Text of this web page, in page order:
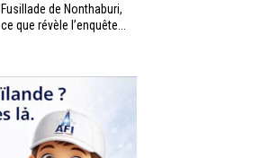
Fusillade de Nonthaburi,
ce que révèle l’enquête...